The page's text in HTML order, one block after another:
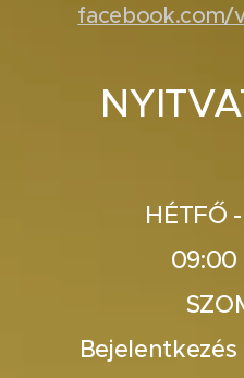
facebook.com/
HÉTFŐ
09:00